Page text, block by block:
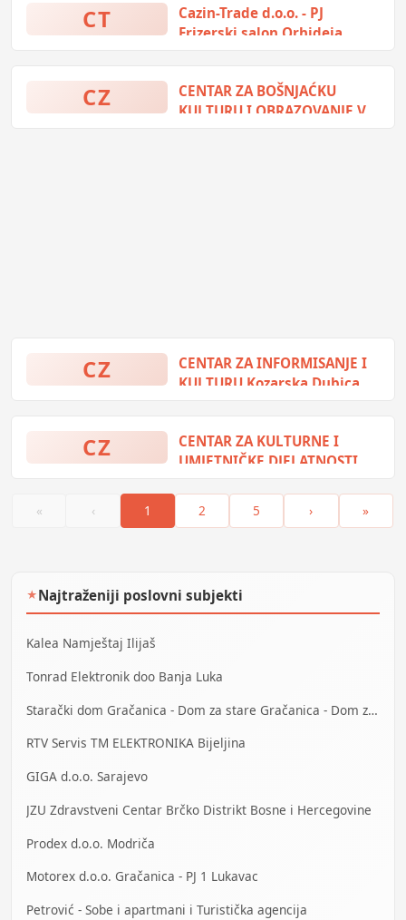
CT
Cazin-Trade d.o.o. - PJ
Frizerski salon Orhideja
CZ
CENTAR ZA BOŠNJAĆKU
KULTURU I OBRAZOVANJE V.
CZ
CENTAR ZA INFORMISANJE I
KULTURU Kozarska Dubica
CZ
CENTAR ZA KULTURNE I
UMJETNIČKE DJELATNOSTI
Branislava Nušića 11, Prijedor,
Bosna i Hercegovina
« ‹ 1 2 5 › »
★Najtraženiji poslovni subjekti
Kalea Namještaj Ilijaš
Tonrad Elektronik doo Banja Luka
Starački dom Gračanica - Dom za stare Gračanica - Dom za stara lica Gračanica
RTV Servis TM ELEKTRONIKA Bijeljina
GIGA d.o.o. Sarajevo
JZU Zdravstveni Centar Brčko Distrikt Bosne i Hercegovine
Prodex d.o.o. Modriča
Motorex d.o.o. Gračanica - PJ 1 Lukavac
Petrović - Sobe i apartmani i Turistička agencija